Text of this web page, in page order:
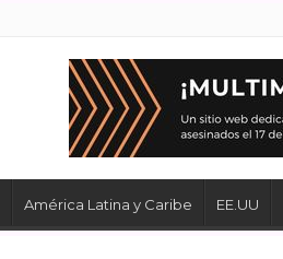
América Latina y Caribe EE.UU